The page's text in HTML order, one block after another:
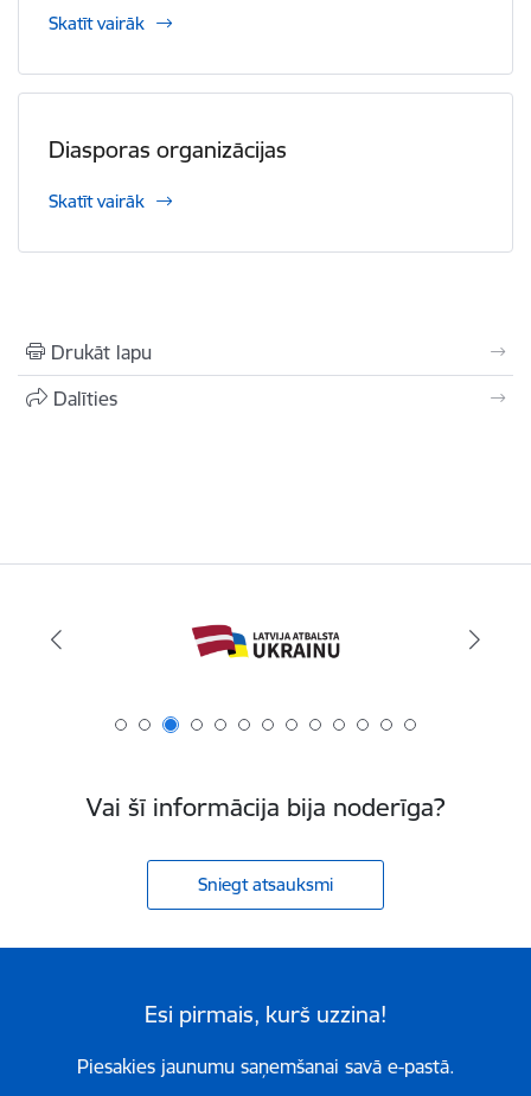
Skatīt vairāk
Diasporas organizācijas
Skatīt vairāk
Drukāt lapu
Dalīties
Vai šī informācija bija noderīga?
Sniegt atsauksmi
Esi pirmais, kurš uzzina!
Piesakies jaunumu saņemšanai savā e-pastā.